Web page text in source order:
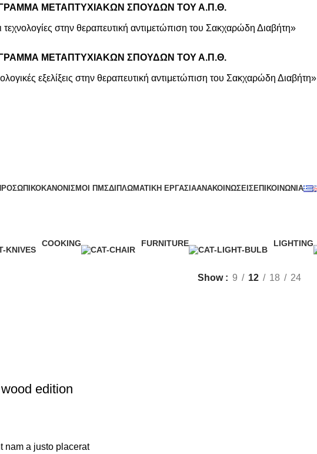
ΜΕΤΑΠΤΥΧΙΑΚΩΝ ΣΠΟΥΔΩΝ ΤΟΥ Α.Π.Θ.
τεχνολογίες στην θεραπευτική αντιμετώπιση του Σακχαρώδη Διαβήτη»
ΜΕΤΑΠΤΥΧΙΑΚΩΝ ΣΠΟΥΔΩΝ ΤΟΥ Α.Π.Θ.
εξελίξεις στην θεραπευτική αντιμετώπιση του Σακχαρώδη Διαβήτη»
ΚΑΝΟΝΙΣΜΟΙ ΠΜΣΔΙΠΛΩΜΑΤΙΚΗ ΕΡΓΑΣΙΑΑΝΑΚΟΙΝΩΣΕΙΣΕΠΙΚΟΙΝΩΝΙΑ
COOKING
FURNITURE
LIGHTING
Show 9 12 18 24
edition
nam a justo placerat